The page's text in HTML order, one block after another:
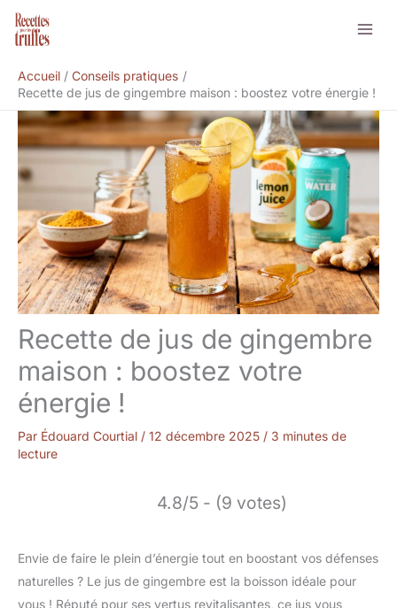
Aller
Accueil
Conseils pratiques
Recette de jus de gingembre maison : boostez votre énergie !
Recette de jus de gingembre
maison : boostez votre
énergie !
Par Édouard Courtial / 12 décembre 2025 / 3 minutes de
lecture
4.8/5 - (9 votes)
Envie de faire le plein d’énergie tout en boostant vos défenses
naturelles ? Le jus de gingembre est la boisson idéale pour
vous ! Réputé pour ses vertus revitalisantes, ce jus vous
Rechercher